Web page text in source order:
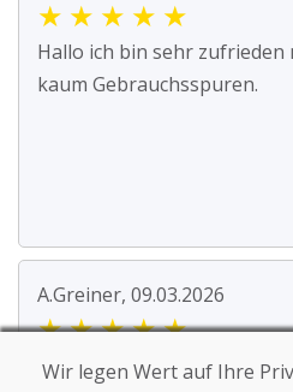
★ ★ ★ ★ ★
Hallo ich bin sehr zufrieden
kaum Gebrauchsspuren.
A.Greiner, 09.03.2026
★★★★★
Die gebrauchten Skier sind
Wir legen Wert auf Ihre